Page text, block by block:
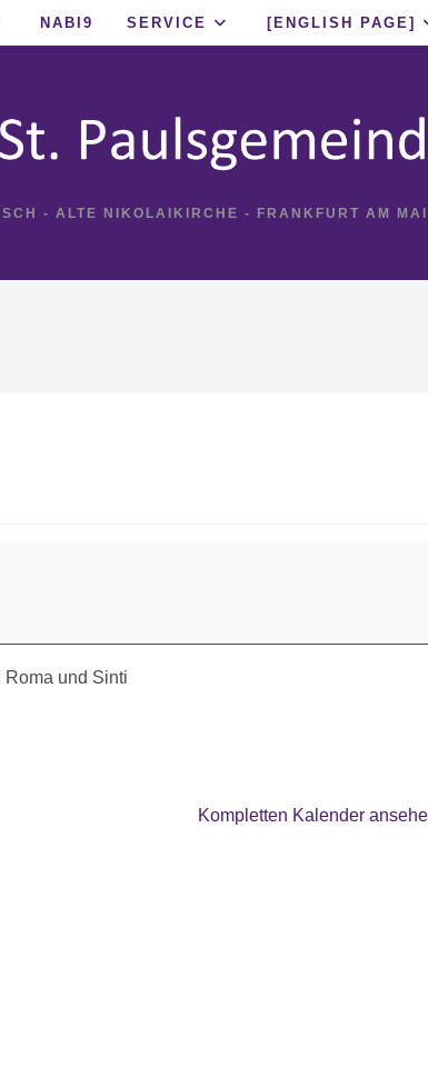
NABI9 SERVICE [ENGLISH PAGE]
- ALTE NIKOLAIKIRCHE - FRANKFURT AM
Roma und Sinti
Kompletten Kalender